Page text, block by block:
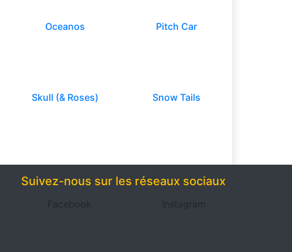
Oceanos Pitch Car
Skull (& Roses) Snow Tails
Suivez-nous sur les réseaux sociaux
Facebook Instagram